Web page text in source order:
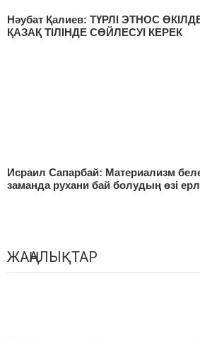
Нәубaт Қалиев: ТҮРЛІ ЭТНОС
ҚАЗАҚ ТІЛІНДЕ СӨЙЛЕСУІ КЕРЕК
Исраил Сапарбай: Материализм
заманда рухани бай болудың өзі
ЖАҢАЛЫҚТАР